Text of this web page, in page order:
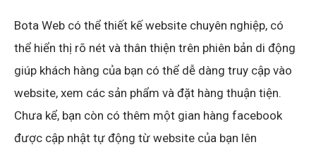
Bota Web có thể thiết kế website chuyên nghiệp, có
thể hiển thị rõ nét và thân thiện trên phiên bản di động
giúp khách hàng của bạn có thể dễ dàng truy cập vào
website, xem các sản phẩm và đặt hàng thuận tiện.
Chưa kể, bạn còn có thêm một gian hàng facebook
được cập nhật tự động từ website của bạn lên